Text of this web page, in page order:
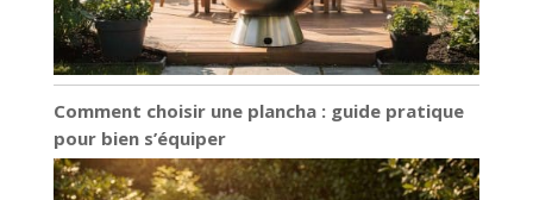
Comment choisir une plancha : guide pratique
pour bien s’équiper